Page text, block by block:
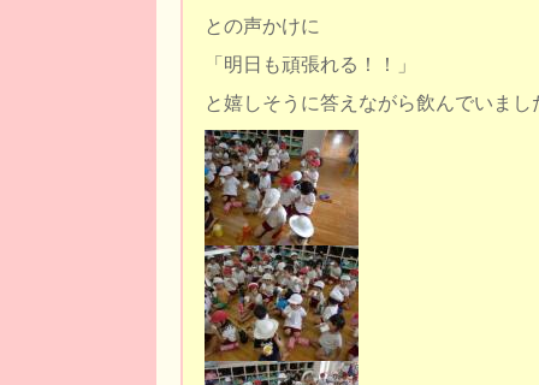
との声かけに
「明日も頑張れる！！」
と嬉しそうに答えながら飲んでいまし